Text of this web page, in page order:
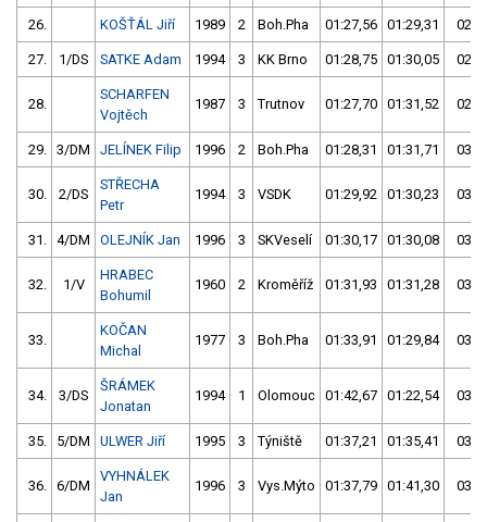
26. KOŠŤÁL Jiří 1989 2 Boh.Pha 01:27,56 01:29,31
27. 1/DS SATKE Adam 1994 3 KK Brno 01:28,75 01:30,05
28.
SCHARFEN
Vojtěch
1987 3 Trutnov 01:27,70 01:31,52
29. 3/DM JELÍNEK Filip 1996 2 Boh.Pha 01:28,31 01:31,71
30. 2/DS
STŘECHA
Petr
1994 3 VSDK 01:29,92 01:30,23
31. 4/DM OLEJNÍK Jan 1996 3 SKVeselí 01:30,17 01:30,08
32. 1/V
HRABEC
Bohumil
1960 2 Kroměříž 01:31,93 01:31,28
33.
KOČAN
Michal
1977 3 Boh.Pha 01:33,91 01:29,84
34. 3/DS
ŠRÁMEK
Jonatan
1994 1 Olomouc 01:42,67 01:22,54
35. 5/DM ULWER Jiří 1995 3 Týniště 01:37,21 01:35,41
36. 6/DM
VYHNÁLEK
Jan
1996 3 Vys.Mýto 01:37,79 01:41,30